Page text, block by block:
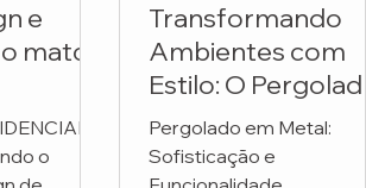
e
match
o
Transformando
Ambientes com
Estilo: O
em Metal
Personalizado da
Pergolado em Metal:
Sofisticação e